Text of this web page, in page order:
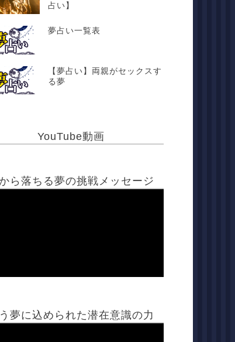
占い】
夢占い一覧表
【夢占い】両親がセックスす
る夢
YouTube動画
ら落ちる夢の挑戦メッセージ
夢に込められた潜在意識の力